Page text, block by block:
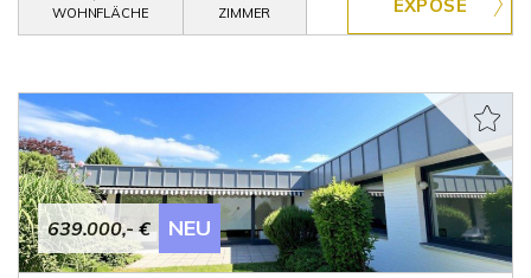
WOHNFLÄCHE
ZIMMER
639.000,- € NEU